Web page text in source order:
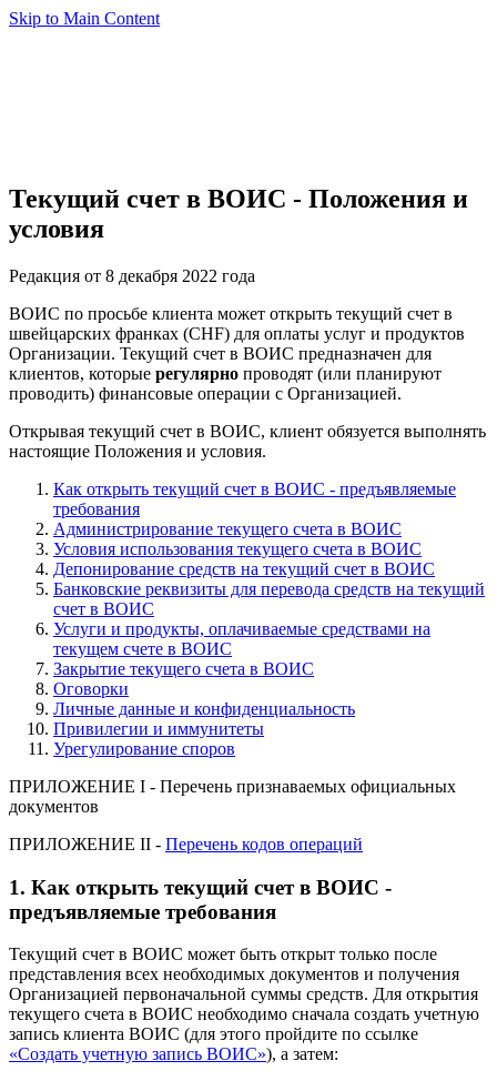
Skip to Main Content
Текущий счет в ВОИС - Положения и
условия
Редакция от 8 декабря 2022 года
ВОИС по просьбе клиента может открыть текущий счет в
швейцарских франках (CHF) для оплаты услуг и продуктов
Организации. Текущий счет в ВОИС предназначен для
клиентов, которые регулярно проводят (или планируют
проводить) финансовые операции с Организацией.
Открывая текущий счет в ВОИС, клиент обязуется выполнять
настоящие Положения и условия.
Как открыть текущий счет в ВОИС - предъявляемые
требования
Администрирование текущего счета в ВОИС
Условия использования текущего счета в ВОИС
Депонирование средств на текущий счет в ВОИС
Банковские реквизиты для перевода средств на текущий
счет в ВОИС
Услуги и продукты, оплачиваемые средствами на
текущем счете в ВОИС
Закрытие текущего счета в ВОИС
Оговорки
Личные данные и конфиденциальность
Привилегии и иммунитеты
Урегулирование споров
ПРИЛОЖЕНИЕ I - Перечень признаваемых официальных
документов
ПРИЛОЖЕНИЕ II - Перечень кодов операций
1. Как открыть текущий счет в ВОИС -
предъявляемые требования
Текущий счет в ВОИС может быть открыт только после
представления всех необходимых документов и получения
Организацией первоначальной суммы средств. Для открытия
текущего счета в ВОИС необходимо сначала создать учетную
запись клиента ВОИС (для этого пройдите по ссылке
«Создать учетную запись ВОИС»), а затем: